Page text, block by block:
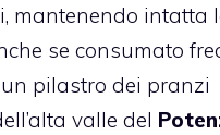
mantenendo intatta
se consumato
pilastro dei pranzi
valle del